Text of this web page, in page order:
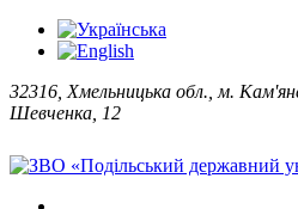
32316, Хмельницька обл., м.
Шевченка, 12